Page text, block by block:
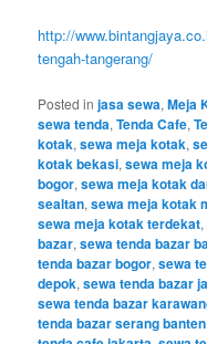
http://
tengah-tangerang/
Posted in jasa sewa,Meja
sewa tenda,Tenda Cafe,
kotak,sewa meja kotak,
kotak bekasi,sewa meja
bogor,sewa meja kotak
sealtan,sewa meja kotak
sewa meja kotak terdekat,
bazar,sewa tenda bazar
tenda bazar bogor,sewa
depok,sewa tenda bazar
sewa tenda bazar
tenda bazar serang banten